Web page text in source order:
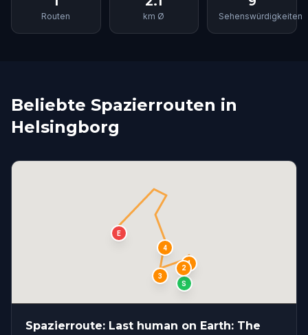
Routen km Ø Sehenswürdigkeiten
Beliebte Spazierrouten in
Helsingborg
S
1
2
3
4
E
Spazierroute: Last human on Earth: The